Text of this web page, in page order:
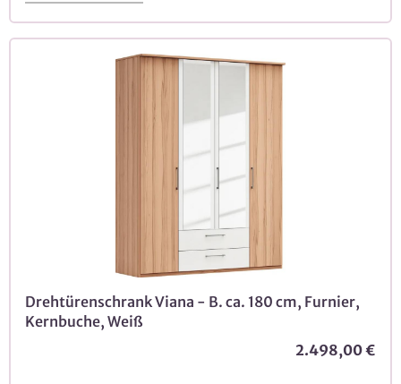
Drehtürenschrank Viana - B. ca. 180 cm, Furnier,
Kernbuche, Weiß
2.498,00 €